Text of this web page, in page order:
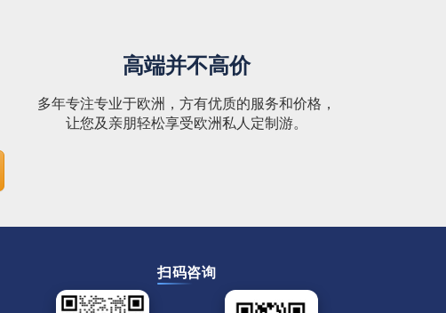
高端并不高价
多年专注专业于欧洲，方有优质的服务和价格，
让您及亲朋轻松享受欧洲私人定制游。
扫码咨询